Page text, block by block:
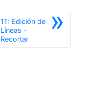
»
11: Edición de
Líneas -
RecortarSiguiente